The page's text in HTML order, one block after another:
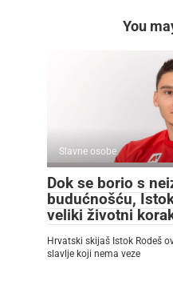
You
Slavne osobe
Dok se borio s
budućnošću,
veliki životni
Hrvatski skijaš Istok Rodeš
slavlje koji nema veze